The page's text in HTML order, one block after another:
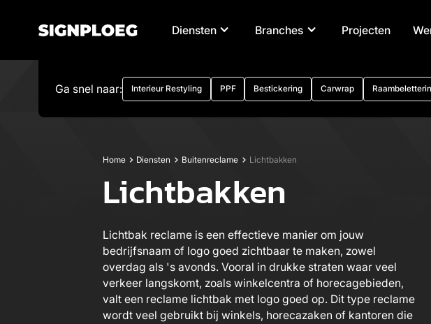
Diensten Branches Projecten
Ga snel naar: Interieur Restyling PPF Bestickering Carwrap
Home Diensten Buitenreclame Lichtbakken
Lichtbakken
Lichtbak reclame is een effectieve manier om jouw
bedrijfsnaam of logo goed zichtbaar te maken, zowel
overdag als 's avonds. Vooral in drukke straten waar veel
verkeer langskomt, zoals winkelcentra of horecagebieden,
valt een reclame lichtbak met logo goed op. Dit type reclame
wordt veel gebruikt bij winkels, horecazaken of kantoren die